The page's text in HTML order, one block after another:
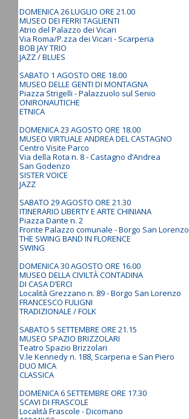
DOMENICA 26 LUGLIO ORE 21.00
MUSEO DEI FERRI TAGLIENTI
Atrio del Palazzo dei Vicari
Via Roma/P.zza dei Vicari - Scarperia
BOB JAY TRIO
JAZZ / BLUES
SABATO 1 AGOSTO ORE 18.00
MUSEO DELLE GENTI DI MONTAGNA
Piazza Strigelli - Palazzuolo sul Senio
ONIRONAUTICHE
ETNICA
DOMENICA 23 AGOSTO ORE 18.00
MUSEO VIRTUALE ANDREA DEL CASTAGNO
Centro Visite Parco
Via della Rota n. 8 - Castagno d’Andrea
San Godenzo
SISTER VOICE
JAZZ
SABATO 29 AGOSTO ORE 21.30
ITINERARIO LIBERTY E ARTE CHINIANA
Piazza Dante n. 2
Fronte Palazzo comunale - Borgo San Lorenzo
THE SWING BAND IN FLORENCE
SWING
DOMENICA 30 AGOSTO ORE 16.00
MUSEO DELLA CIVILTÀ CONTADINA
DI CASA D’ERCI
Località Grezzano n. 89 - Borgo San Lorenzo
FRANCESCO FULIGNI
TRADIZIONALE / FOLK
SABATO 5 SETTEMBRE ORE 21.15
MUSEO SPAZIO BRIZZOLARI
Teatro Spazio Brizzolari
V.le Kennedy n. 188, Scarperia e San Piero
DUO MICA
CLASSICA
DOMENICA 6 SETTEMBRE ORE 17.30
SCAVI DI FRASCOLE
Località Frascole - Dicomano